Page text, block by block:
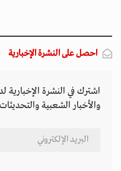
احصل على النشرة الإخبارية
اشترك في النشرة الإخبارية
والأخبار الشعبية